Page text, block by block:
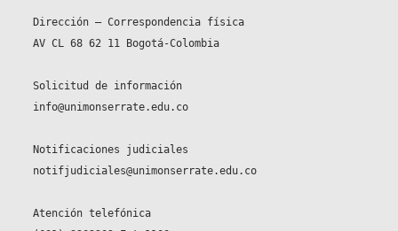
Dirección – Correspondencia física
AV CL 68 62 11 Bogotá-Colombia
Solicitud de información
info@unimonserrate.edu.co
Notificaciones judiciales
notifjudiciales@unimonserrate.edu.co
Atención telefónica